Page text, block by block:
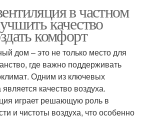
в частном
качество
комфорт
дом – это не только место для
где важно поддерживать
Одним из ключевых
качество воздуха.
играет решающую роль в
и чистоты воздуха, что особенно